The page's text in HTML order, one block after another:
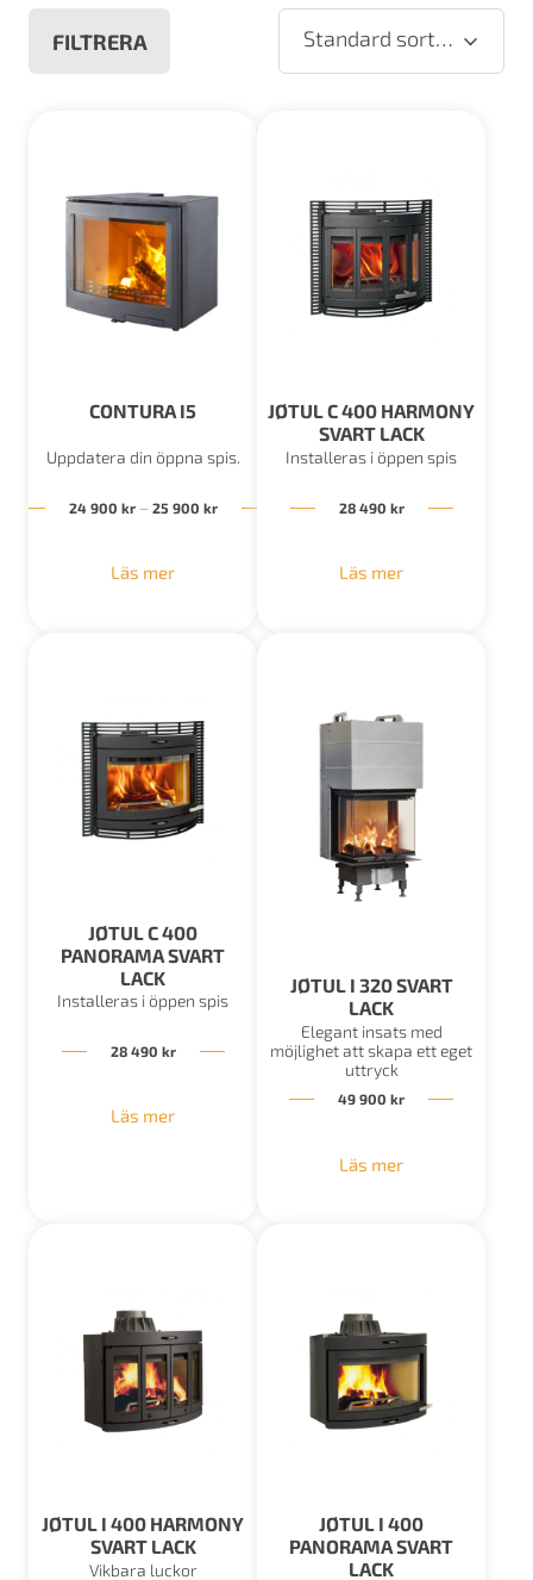
FILTRERA Standard sortering
CONTURA I5
Uppdatera din öppna spis.
24 900 kr – 25 900 krPrisintervall: 24 900 kr till 25 900 kr
Läs mer
JØTUL C 400 HARMONY
SVART LACK
Installeras i öppen spis
28 490 kr
Läs mer
JØTUL C 400
PANORAMA SVART
LACK
Installeras i öppen spis
28 490 kr
Läs mer
JØTUL I 320 SVART
LACK
Elegant insats med
möjlighet att skapa ett eget
uttryck
49 900 kr
Läs mer
JØTUL I 400 HARMONY
SVART LACK
Vikbara luckor
JØTUL I 400
PANORAMA SVART
LACK